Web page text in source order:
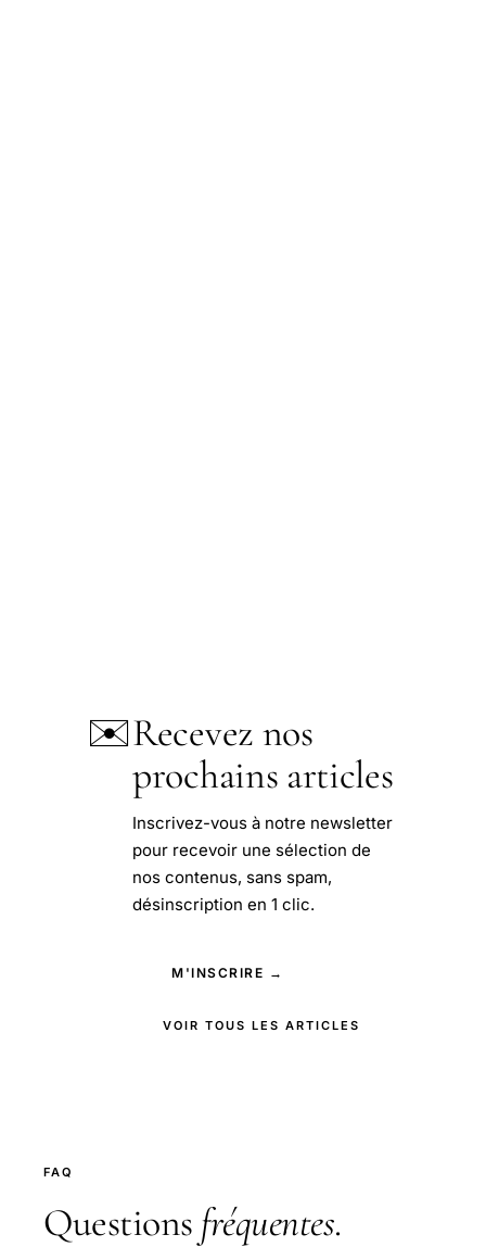
✉️Recevez nos
prochains articles
Inscrivez-vous à notre newsletter
pour recevoir une sélection de
nos contenus, sans spam,
désinscription en 1 clic.
M'INSCRIRE →
VOIR TOUS LES ARTICLES
FAQ
Questions fréquentes.